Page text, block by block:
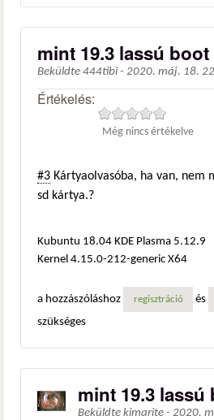
mint 19.3 lassú
Beküldte 444tibi - 2020. máj. 18.
Értékelés:
Még nincs értékelve
#3 Kártyaolvasóba, ha van, nem
sd kártya.?
Kubuntu 18.04 KDE Plasma 5.12.9
Kernel 4.15.0-212-generic X64
a hozzászóláshoz regisztráció és
szükséges
mint 19.3 lassú
Beküldte kimarite - 2020.